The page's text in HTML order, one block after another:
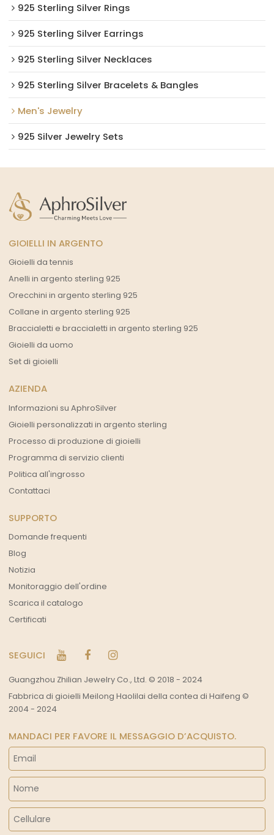
925 Sterling Silver Rings
925 Sterling Silver Earrings
925 Sterling Silver Necklaces
925 Sterling Silver Bracelets & Bangles
Men's Jewelry
925 Silver Jewelry Sets
GIOIELLI IN ARGENTO
Gioielli da tennis
Anelli in argento sterling 925
Orecchini in argento sterling 925
Collane in argento sterling 925
Braccialetti e braccialetti in argento sterling 925
Gioielli da uomo
Set di gioielli
AZIENDA
Informazioni su AphroSilver
Gioielli personalizzati in argento sterling
Processo di produzione di gioielli
Programma di servizio clienti
Politica all'ingrosso
Contattaci
SUPPORTO
Domande frequenti
Blog
Notizia
Monitoraggio dell'ordine
Scarica il catalogo
Certificati
SEGUICI
Guangzhou Zhilian Jewelry Co., Ltd. © 2018 - 2024
Fabbrica di gioielli Meilong Haolilai della contea di Haifeng ©
2004 - 2024
MANDACI PER FAVORE IL MESSAGGIO D’ACQUISTO.